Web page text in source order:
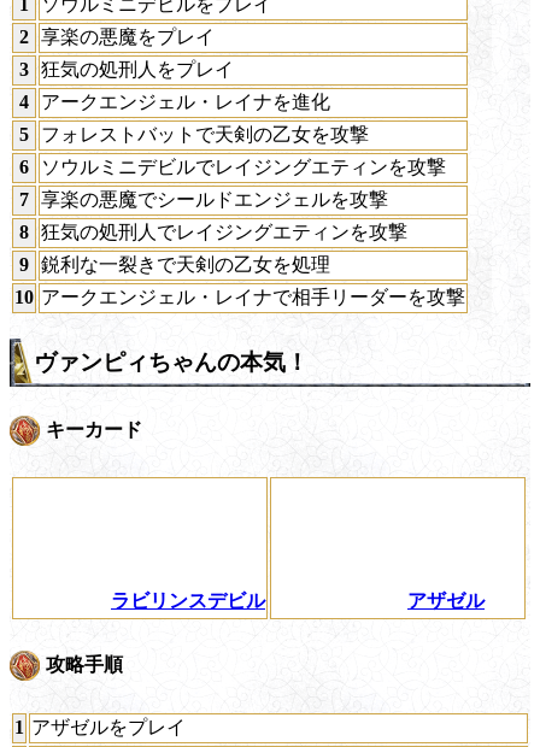
2 享楽の悪魔をプレイ
3 狂気の処刑人をプレイ
4
アークエンジェル・レイナを進化
5
フォレストバットで天剣の乙女を攻撃
6
ソウルミニデビルでレイジングエティンを攻撃
7 享楽の悪魔でシールドエンジェルを攻撃
8 狂気の処刑人でレイジングエティンを攻撃
9 鋭利な一裂きで天剣の乙女を処理
10 アークエンジェル・レイナで相手リーダーを攻撃
ヴァンピィちゃんの本気！
キーカード
ラビリンスデビル アザゼル
攻略手順
1 アザゼルをプレイ